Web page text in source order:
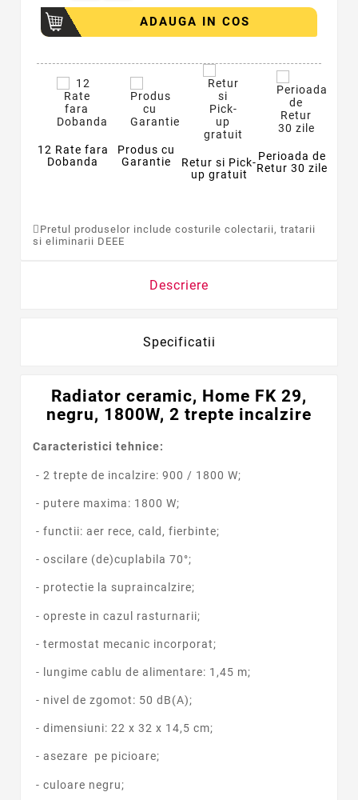
ADAUGA IN COS
12 Rate fara
Dobanda
Produs cu
Garantie
Retur si Pick-
up gratuit
Perioada de
Retur 30 zile
Pretul produselor include costurile colectarii, tratarii
si eliminarii DEEE
Descriere
Specificatii
Radiator ceramic, Home FK 29,
negru, 1800W, 2 trepte incalzire
Caracteristici tehnice:
- 2 trepte de incalzire: 900 / 1800 W;
- putere maxima: 1800 W;
- functii: aer rece, cald, fierbinte;
- oscilare (de)cuplabila 70°;
- protectie la supraincalzire;
- opreste in cazul rasturnarii;
- termostat mecanic incorporat;
- lungime cablu de alimentare: 1,45 m;
- nivel de zgomot: 50 dB(A);
- dimensiuni: 22 x 32 x 14,5 cm;
- asezare pe picioare;
- culoare negru;